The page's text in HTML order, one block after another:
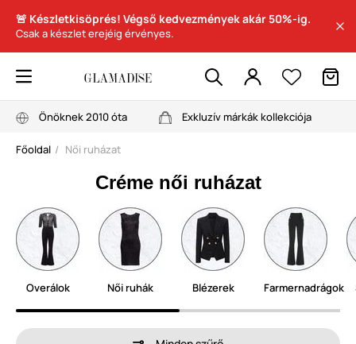
🚨 Készletkisöprés! Végső kedvezmények akár 50%-ig.
Csak a készlet erejéig érvényes.
Önöknek 2010 óta Exkluzív márkák kollekciója
Főoldal Női ruházat
Créme női ruházat
Overálok Női ruhák Blézerek Farmernadrágok